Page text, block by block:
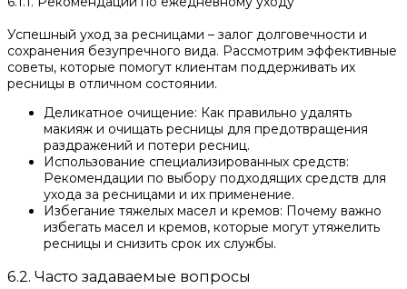
Успешный уход за ресницами – залог долговечности и
сохранения безупречного вида. Рассмотрим эффективные
советы, которые помогут клиентам поддерживать их
ресницы в отличном состоянии.
Деликатное очищение: Как правильно удалять
макияж и очищать ресницы для предотвращения
раздражений и потери ресниц.
Использование специализированных средств:
Рекомендации по выбору подходящих средств для
ухода за ресницами и их применение.
Избегание тяжелых масел и кремов: Почему важно
избегать масел и кремов, которые могут утяжелить
ресницы и снизить срок их службы.
6.2. Часто задаваемые вопросы